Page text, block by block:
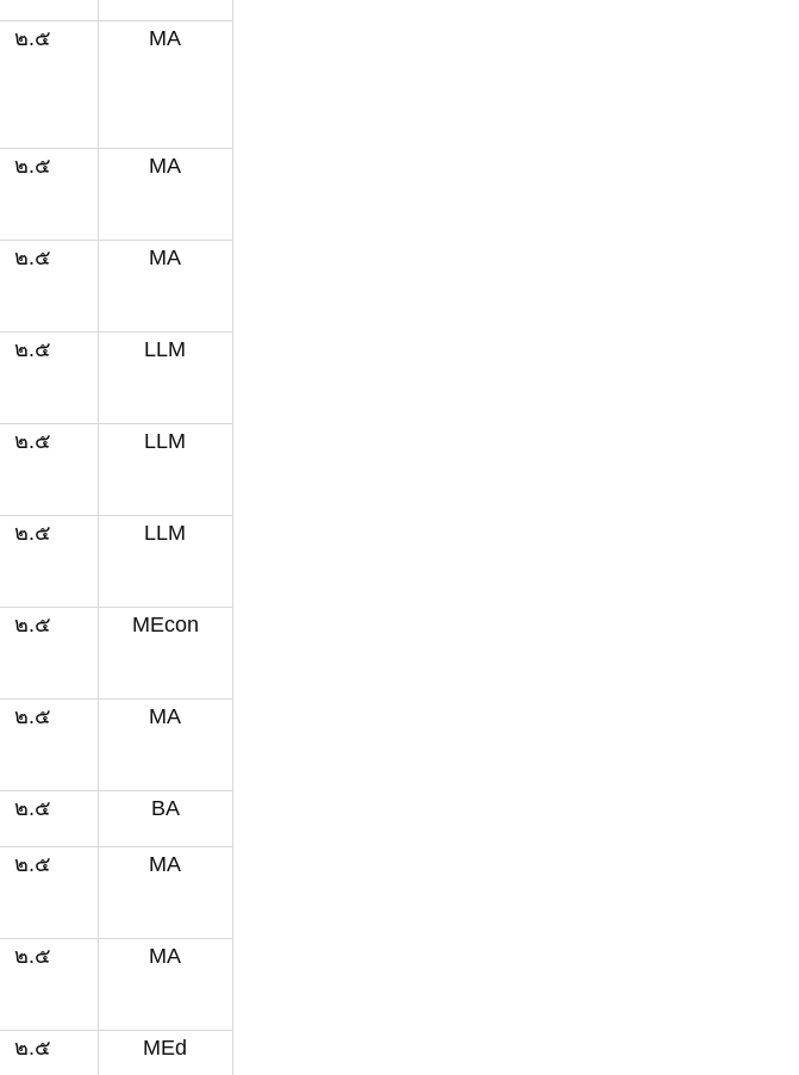
๒.๕ MA
๒.๕ MA
๒.๕ MA
๒.๕ LLM
๒.๕ LLM
๒.๕ LLM
๒.๕ MEcon
๒.๕ MA
๒.๕ BA
๒.๕ MA
๒.๕ MA
๒.๕ MEd